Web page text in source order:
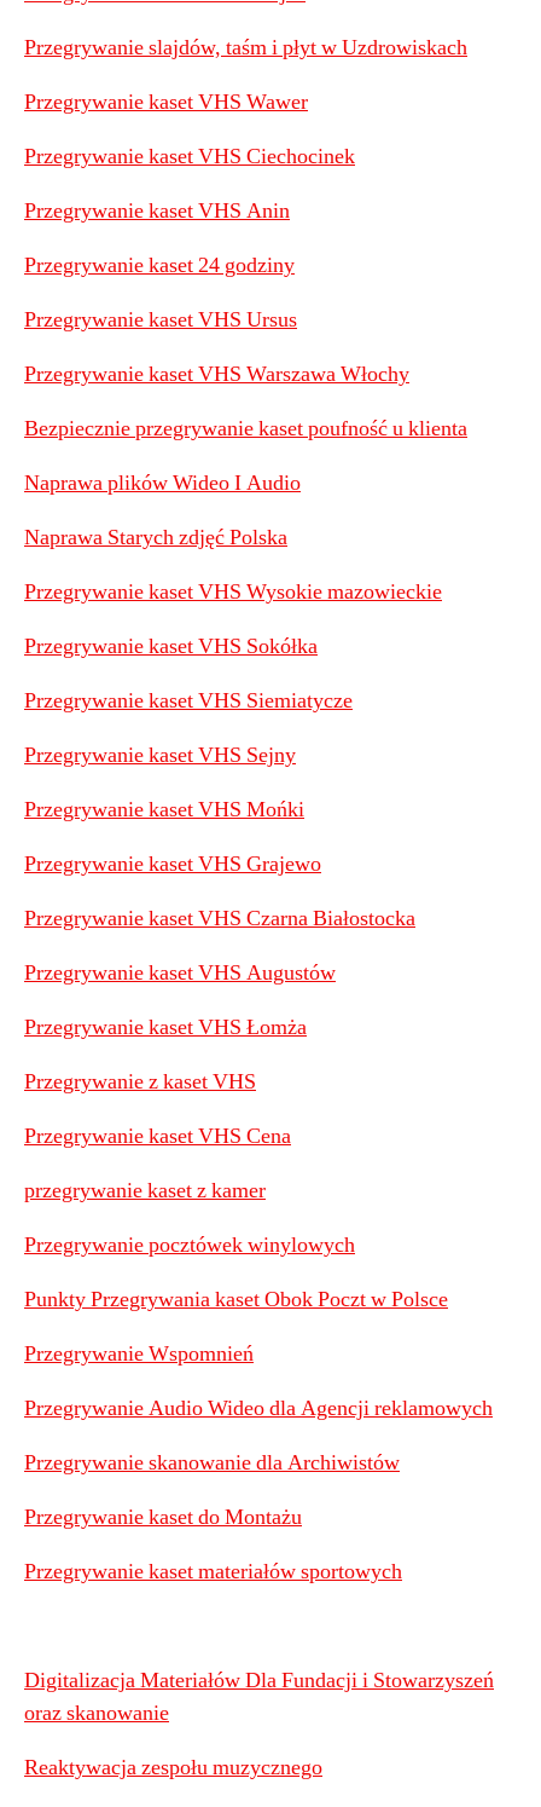
Przegrywanie slajdów, taśm i płyt w Uzdrowiskach
Przegrywanie kaset VHS Wawer
Przegrywanie kaset VHS Ciechocinek
Przegrywanie kaset VHS Anin
Przegrywanie kaset 24 godziny
Przegrywanie kaset VHS Ursus
Przegrywanie kaset VHS Warszawa Włochy
Bezpiecznie przegrywanie kaset poufność u klienta
Naprawa plików Wideo I Audio
Naprawa Starych zdjęć Polska
Przegrywanie kaset VHS Wysokie mazowieckie
Przegrywanie kaset VHS Sokółka
Przegrywanie kaset VHS Siemiatycze
Przegrywanie kaset VHS Sejny
Przegrywanie kaset VHS Mońki
Przegrywanie kaset VHS Grajewo
Przegrywanie kaset VHS Czarna Białostocka
Przegrywanie kaset VHS Augustów
Przegrywanie kaset VHS Łomża
Przegrywanie z kaset VHS
Przegrywanie kaset VHS Cena
przegrywanie kaset z kamer
Przegrywanie pocztówek winylowych
Punkty Przegrywania kaset Obok Poczt w Polsce
Przegrywanie Wspomnień
Przegrywanie Audio Wideo dla Agencji reklamowych
Przegrywanie skanowanie dla Archiwistów
Przegrywanie kaset do Montażu
Przegrywanie kaset materiałów sportowych
Digitalizacja Materiałów Dla Fundacji i Stowarzyszeń
oraz skanowanie
Reaktywacja zespołu muzycznego